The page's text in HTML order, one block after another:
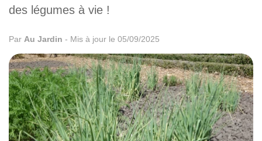
des légumes à vie !
Par Au Jardin - Mis à jour le 05/09/2025